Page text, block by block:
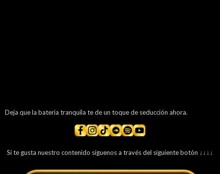
Deja que la bateria tranquila te de un toque de seducción ahora.
Sí te gusta nuestro contenido síguenos a través del siguiente botón ↓↓↓↓